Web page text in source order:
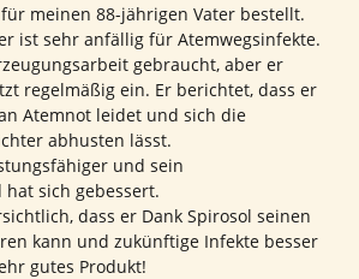
meinen 88-jährigen Vater bestellt.
ist sehr anfällig für Atemwegsinfekte.
gebraucht, aber er
regelmäßig ein. Er berichtet, dass er
Atemnot leidet und sich die
abhusten lässt.
und sein
sich gebessert.
dass er Dank Spirosol seinen
kann und zukünftige Infekte besser
gutes Produkt!